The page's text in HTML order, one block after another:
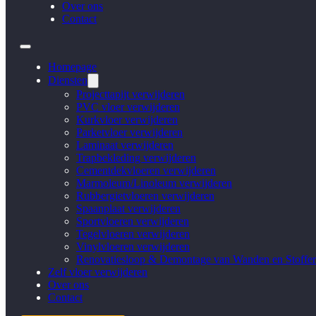
Over ons
Contact
Homepage
Diensten
Projecttapijt verwijderen
PVC vloer verwijderen
Kurkvloer verwijderen
Parketvloer verwijderen
Laminaat verwijderen
Trapbekleding verwijderen
Cementdekvloeren verwijderen
Marmoleum/Linoleum verwijderen
Rubbergietvloeren verwijderen
Spaanplaat verwijderen
Sportvloeren verwijderen
Tegelvloeren verwijderen
Vinylvloeren verwijderen
Renovatiesloop & Demontage van Wanden en
Zelf vloer verwijderen
Over ons
Contact